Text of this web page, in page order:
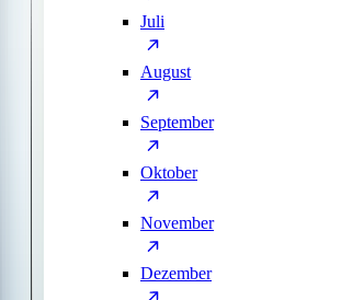
Juli
August
September
Oktober
November
Dezember